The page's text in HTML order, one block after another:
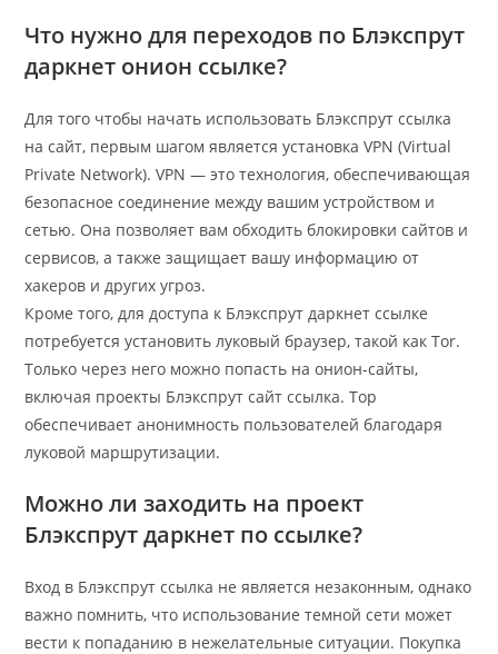
Что нужно для переходов по Блэкспрут
даркнет онион ссылке?
Для того чтобы начать использовать Блэкспрут ссылка
на сайт, первым шагом является установка VPN (Virtual
Private Network). VPN — это технология, обеспечивающая
безопасное соединение между вашим устройством и
сетью. Она позволяет вам обходить блокировки сайтов и
сервисов, а также защищает вашу информацию от
хакеров и других угроз.
Кроме того, для доступа к Блэкспрут даркнет ссылке
потребуется установить луковый браузер, такой как Tor.
Только через него можно попасть на онион-сайты,
включая проекты Блэкспрут сайт ссылка. Тор
обеспечивает анонимность пользователей благодаря
луковой маршрутизации.
Можно ли заходить на проект
Блэкспрут даркнет по ссылке?
Вход в Блэкспрут ссылка не является незаконным, однако
важно помнить, что использование темной сети может
вести к попаданию в нежелательные ситуации. Покупка